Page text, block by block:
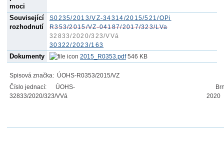
moci
Související
rozhodnutí
S0235/2013/VZ-34314/2015/521/OPi
R353/2015/VZ-04187/2017/323/LVa
32833/2020/323/VVá
30322/2023/163
Dokumenty 2015_R0353.pdf546 KB
Spisová značka: ÚOHS-R0353/2015/VZ
Číslo jednací: ÚOHS-
32833/2020/323/VVá
2020